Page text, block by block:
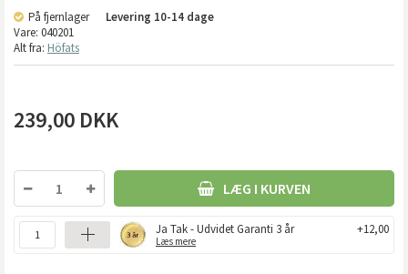
På fjernlager Levering 10-14 dage
Vare: 040201
Alt fra: Höfats
239,00 DKK
LÆG I KURVEN
Ja Tak - Udvidet Garanti 3 år
Læs mere
+12,00